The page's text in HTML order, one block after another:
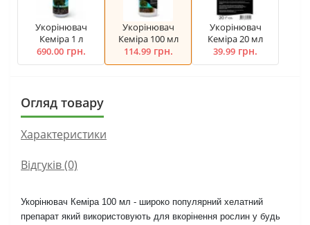
Укорінювач
Кеміра 1 л
690.00грн.
Укорінювач
Кеміра 100 мл
114.99грн.
Укорінювач
Кеміра 20 мл
39.99 грн.
Огляд товару
Характеристики
Відгуків (0)
Укорінювач Кеміра 100 мл - широко популярний хелатний
препарат який використовують для вкорінення рослин у будь